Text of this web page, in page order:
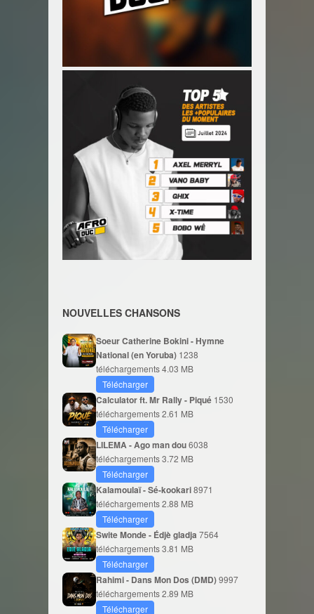
NOUVELLES CHANSONS
Soeur Catherine Bokini - Hymne
National (en Yoruba) 1238
téléchargements4.03 MB
Télécharger
Calculator ft. Mr Rally - Piqué 1530
téléchargements2.61 MB
Télécharger
LILEMA - Ago man dou6038
téléchargements3.72 MB
Télécharger
Kalamoulaï - Sé-kookari8971
téléchargements2.88 MB
Télécharger
Swite Monde - Édjè gladja 7564
téléchargements3.81 MB
Télécharger
Rahimi - Dans Mon Dos (DMD)9997
téléchargements2.89 MB
Télécharger